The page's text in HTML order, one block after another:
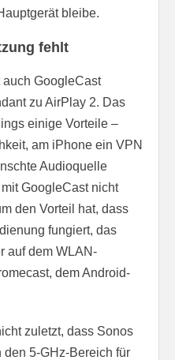
bleibe.
fehlt
GoogleCast
zu AirPlay 2. Das
einige Vorteile –
am iPhone ein VPN
Audioquelle
GoogleCast nicht
den Vorteil hat, dass
fungiert, das
auf dem WLAN-
dem Android-
zuletzt, dass Sonos
den 5-GHz-Bereich für